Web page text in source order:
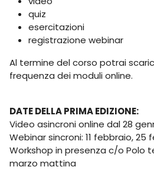
quiz
esercitazioni
registrazione webinar
Al termine del corso potrai
frequenza dei moduli online.
DATE DELLA PRIMA EDIZIONE:
Video asincroni online dal 28
Webinar sincroni: 11 febbraio, 25
Workshop in presenza c/o Polo
marzo mattina